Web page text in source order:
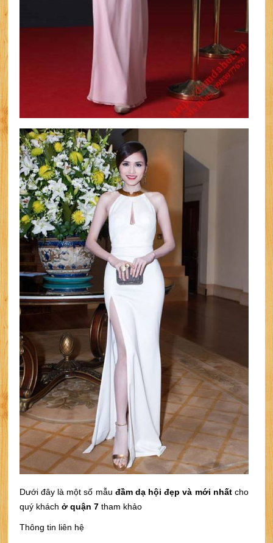
Dưới đây là một số mẫu đầm dạ hội đẹp và mới nhấtcho
quý khách ở quận 7tham khảo
Thông tin liên hệ